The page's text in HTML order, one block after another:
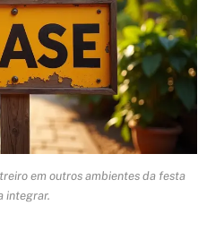
em outros ambientes da festa
integrar.